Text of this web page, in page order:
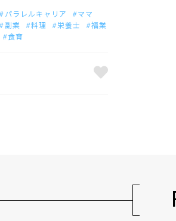
パラレルキャリア
ママ
副業 料理 栄養士
福業
食育